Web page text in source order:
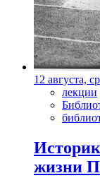
12 августа,
лекции
жизни